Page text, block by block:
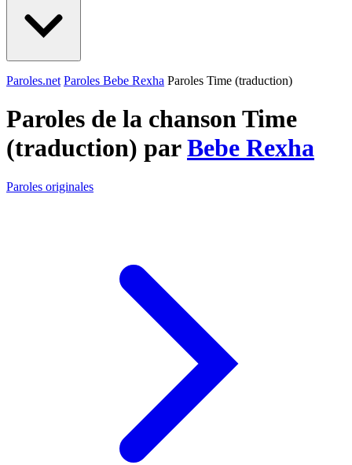
Paroles.net Paroles Bebe Rexha Paroles Time (traduction)
Paroles de la chanson Time
(traduction) parBebe Rexha
Paroles originales